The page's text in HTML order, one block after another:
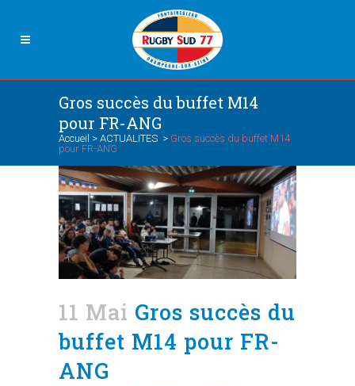
Gros succès du buffet M14
pour FR-ANG
Accueil > ACTUALITES > Gros succès du buffet M14
pour FR-ANG
11 Mai Gros succès du
buffet M14 pour FR-
ANG